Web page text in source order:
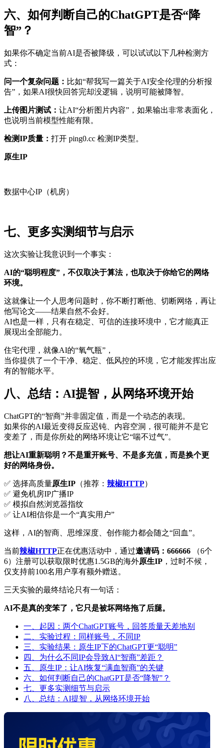
六、如何判断自己的ChatGPT是否“降
智”？
如果你不确定当前AI是否被降级，可以试试以下几种检测方
式：
问一个复杂问题： 比如“帮我写一篇关于AI安全伦理的分析报
告”，如果AI很快回答完却没逻辑，说明可能被降智。
上传图片测试： 让AI“分析图片内容”，如果输出非常表面化，
也说明当前模型性能有限。
检测IP质量： 打开 ping0.cc 检测IP类型。
原生IP
数据中心IP（机房）
七、更多实测细节与启示
这次实验让我意识到一个事实：
AI的“聪明程度”，不仅取决于算法，也取决于你给它的网络
环境。
这就像让一个人思考问题时，你不断打断他、切断网络，再让
他写论文——结果自然不会好。
AI也是一样，只有在稳定、可信的连接环境中，它才能真正
展现出全部能力。
住宅代理，就像AI的“氧气瓶”，
当你提供了一个干净、稳定、低风控的环境，它才能发挥出应
有的智能水平。
八、总结：AI提智，从网络环境开始
ChatGPT的“智商”并非固定值，而是一个动态的表现。
如果你的AI最近变得反应迟钝、内容空洞，很可能并不是它
变差了，而是你所处的网络环境让它“喘不过气”。
想让AI重新聪明？不是重开账号、不是多充值，而是换个更
好的网络身份。
✅ 选择高质量原生IP （推荐： 辣椒HTTP）
✅ 避免机房IP广播IP
✅ 模拟自然浏览器指纹
✅ 让AI相信你是一个“真实用户”
这样，AI的智商、思维深度、创作能力都会随之“回血”。
当前辣椒HTTP正在优惠活动中，通过邀请码：666666
（6个
6）注册可以获取限时优惠1.5GB的海外原生IP ，过时不候，
仅支持前100名用户享有额外赠送。
三天实验的最终结论只有一句话：
AI不是真的变笨了，它只是被坏网络拖了后腿。
一、起因：两个ChatGPT账号，回答质量天差地别
二、实验过程：同样账号，不同IP
三、实验结果：原生IP下的ChatGPT更“聪明”
四、为什么不同IP会导致AI“智商”差距？
五、原生IP：让AI恢复“满血智商”的关键
六、如何判断自己的ChatGPT是否“降智”？
七、更多实测细节与启示
八、总结：AI提智，从网络环境开始